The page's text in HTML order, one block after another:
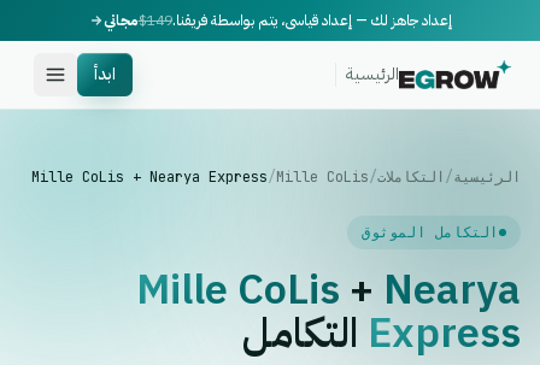
إعداد جاهز لك — إعداد قياسي، يتم بواسطة فريقنا.$149مجاني
الرئيسية ابدأ
الرئيسية/ التكاملات/
Mille CoLis
/
Mille CoLis + Nearya Express
التكامل الموثوق
Mille CoLis + Nearya
Express التكامل